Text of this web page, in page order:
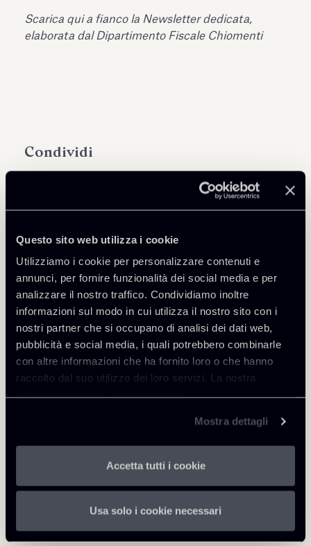
Questo sito web utilizza i cookie
Utilizziamo i cookie per personalizzare contenuti e
annunci, per fornire funzionalità dei social media e per
analizzare il nostro traffico. Condividiamo inoltre
informazioni sul modo in cui utilizza il nostro sito con i
nostri partner che si occupano di analisi dei dati web,
pubblicità e social media, i quali potrebbero combinarle
con altre informazioni che ha fornito loro o che hanno
raccolto dal suo utilizzo dei loro servizi. La nostra
informativa privacy è disponibilequi.
Mostra dettagli
Accetta tutti i cookie
Usa solo i cookie necessari
Scarica Allegati
Newsletter---Decreto-Dignit-
-2018-agosto-2018PDF.pdf
Scarica qui a fianco la Newsletter dedicata,
elaborata dal Dipartimento Fiscale Chiomenti
Condividi